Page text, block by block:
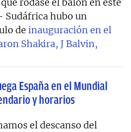
rodase el balón en este
Sudáfrica hubo un
de inauguración en el
Shakira, J Balvin,
España en el Mundial
y horarios
el descanso del